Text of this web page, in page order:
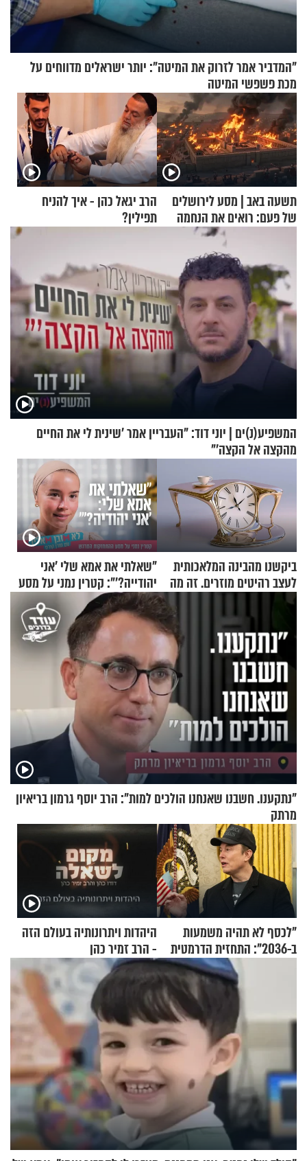
"המדביר אמר לזרוק את המיטה": יותר ישראלים מדווחים על
מכת פשפשי המיטה
תשעה באב | מסע לירושלים
של פעם: רואים את הנחמה
הרב יגאל כהן - איך להניח
תפילין?
המשפיע(נ)ים | יוני דוד: "העבריין אמר 'שינית לי את החיים
מהקצה אל הקצה'"
ביקשנו מהבינה המלאכותית
לעצב רהיטים מוזרים. זה מה
שיצא
"שאלתי את אמא שלי 'אני
יהודייה?'": קטרין נמני על מסע
ההתחזקות המרגש
"נתקענו. חשבנו שאנחנו הולכים למות": הרב יוסף גרמון בריאיון
מרתק
"לכסף לא תהיה משמעות
ב-2036": התחזית הדרמטית
של אילון מאסק על עתיד
היהדות ויתרונותיה בעולם הזה
- הרב זמיר כהן